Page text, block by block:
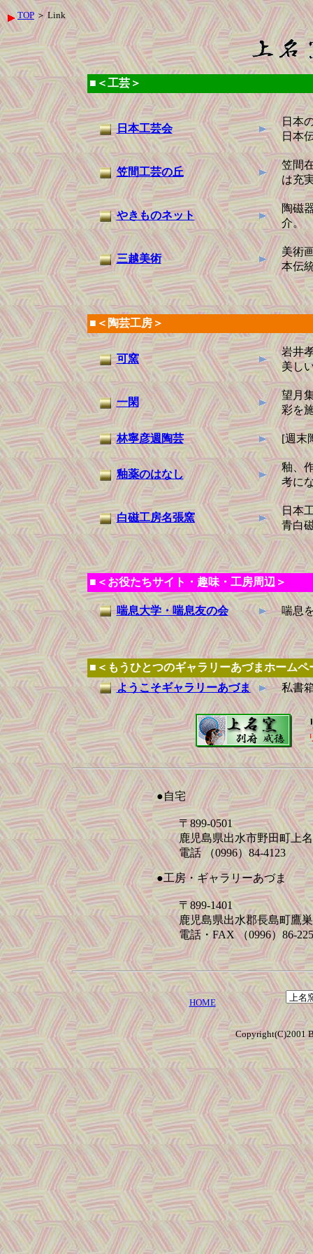
TOP ＞ Link
■＜工芸＞
日本工芸会
日本
日本
笠間工芸の丘
笠間
は充
やきものネット
陶磁
介。
三越美術
美術
本伝
■＜陶芸工房＞
可窯
岩井
美し
一閑
望月
彩を
林寧彦週陶芸 [週末
釉薬のはなし
釉、
考に
白磁工房名張窯
日本
青白
■＜お役たちサイト・趣味・工房周辺＞
喘息大学・喘息友の会 喘息
■＜もうひとつのギャラリーあづまホームペ
ようこそギャラリーあづま
私書
●自宅
〒899-0501
鹿児島県出水市野田町上名
電話 （0996）84-4123
●工房・ギャラリーあづま
〒899-1401
鹿児島県出水郡長島町鷹巣
電話・FAX （0996）86-
HOME
Copyright(C)2001